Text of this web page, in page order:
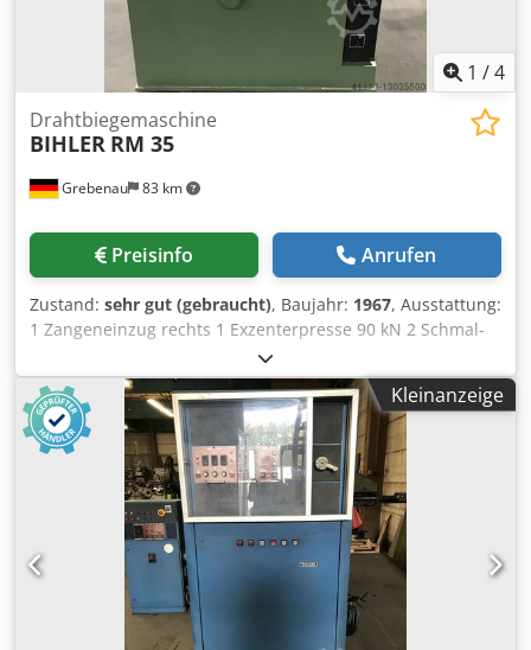
1 /4
Grebenau 83 km
Drahtbiegemaschine
BIHLER RM 35
Preisinfo Anrufen
Zustand: sehr gut (gebraucht), Baujahr: 1967, Ausstattung:
1 Zangeneinzug rechts 1 Exzenterpresse 90 kN 2 Schmal-
Schmalschlittenaggregate Dkodpfx Aaspq H Ups Hsr 3
Normal-Schlittenaggregate Arbeitsbereich:
Drahtstärkebereich: 0,5 - 3,5 mm Bandbreite: bis 32 mm
Einzugslänge: bis 170 mm Leistung: bis 250/min.
Kleinanzeige